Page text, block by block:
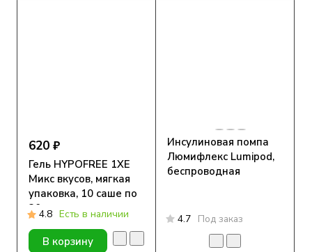
620 ₽
Гель HYPOFREE 1ХЕ
Микс вкусов, мягкая
упаковка, 10 саше по
30мл
4.8 Есть в наличии
В корзину
Инсулиновая помпа
Люмифлекс Lumipod,
беспроводная
4.7 Под заказ